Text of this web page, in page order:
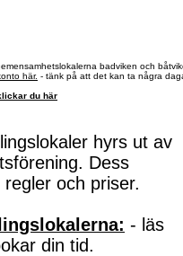
badviken och
här. - tänk på att det kan ta några
du här
hyrs ut av
Dess
och priser.
- läs
din tid.